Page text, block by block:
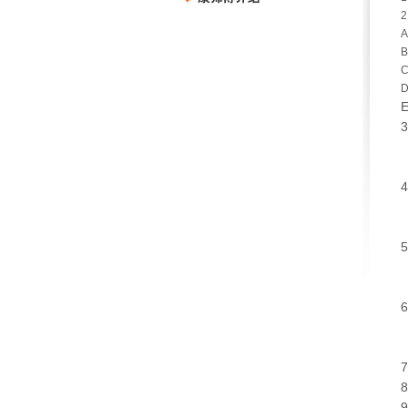
2
E
3
4
5
6
7
8